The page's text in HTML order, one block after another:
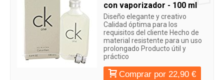
con vaporizador - 100 ml
Diseño elegante y creativo
Calidad óptima para los
requisitos del cliente Hecho de
material resistente para un uso
prolongado Producto útil y
práctico
Comprar por 22,90 €